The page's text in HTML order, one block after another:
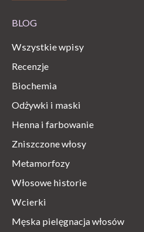
BLOG
Wszystkie wpisy
Recenzje
Biochemia
Odżywki i maski
Henna i farbowanie
Zniszczone włosy
Metamorfozy
Włosowe historie
Wcierki
Męska pielęgnacja włosów